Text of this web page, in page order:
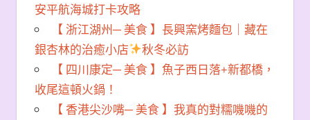
安平航海城打卡攻略
【 浙江湖州─ 美食 】長興窯烤麵包｜藏在
銀杏林的治癒小店
秋冬必訪
【 四川康定─ 美食 】魚子西日落+新都橋，
收尾這頓火鍋！
【 香港尖沙嘴─ 美食 】我真的對糯嘰嘰的